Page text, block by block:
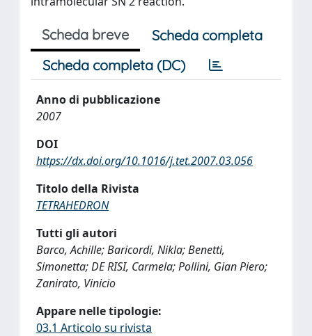
Scheda breve
Scheda completa
Scheda completa (DC)
Anno di pubblicazione
2007
DOI
https://dx.doi.org/10.1016/j.tet.2007.03.056
Titolo della Rivista
TETRAHEDRON
Tutti gli autori
Barco, Achille; Baricordi, Nikla; Benetti,
Simonetta; DE RISI, Carmela; Pollini, Gian Piero;
Zanirato, Vinicio
Appare nelle tipologie:
03.1 Articolo su rivista